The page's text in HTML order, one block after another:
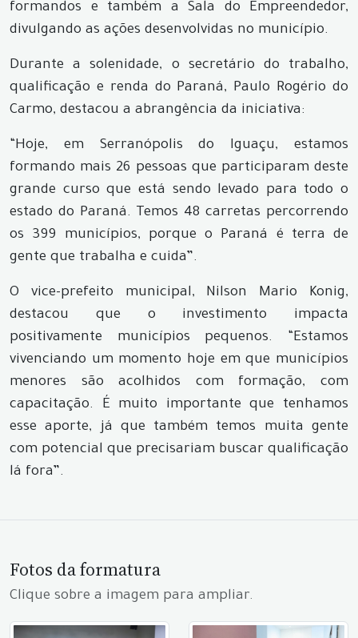
formandos e também a Sala do Empreendedor,
divulgando as ações desenvolvidas no município.
Durante a solenidade, o secretário do trabalho,
qualificação e renda do Paraná, Paulo Rogério do
Carmo, destacou a abrangência da iniciativa:
“Hoje, em Serranópolis do Iguaçu, estamos
formando mais 26 pessoas que participaram deste
grande curso que está sendo levado para todo o
estado do Paraná. Temos 48 carretas percorrendo
os 399 municípios, porque o Paraná é terra de
gente que trabalha e cuida”.
O vice-prefeito municipal, Nilson Mario Konig,
destacou que o investimento impacta
positivamente municípios pequenos. “Estamos
vivenciando um momento hoje em que municípios
menores são acolhidos com formação, com
capacitação. É muito importante que tenhamos
esse aporte, já que também temos muita gente
com potencial que precisariam buscar qualificação
lá fora”.
Fotos da formatura
Clique sobre a imagem para ampliar.